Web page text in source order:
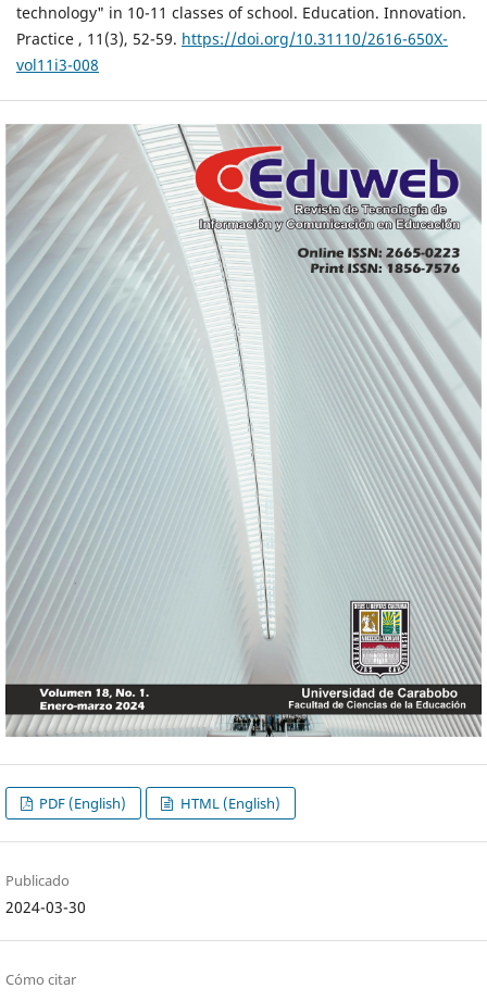
technology" in 10-11 classes of school. Education. Innovation.
Practice , 11(3), 52-59. https://doi.org/10.31110/2616-650X-
vol11i3-008
PDF (English) HTML (English)
Publicado
2024-03-30
Cómo citar